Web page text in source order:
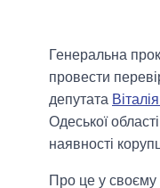
Генеральна
провести
депутата
Одеської області
наявності
Про це у